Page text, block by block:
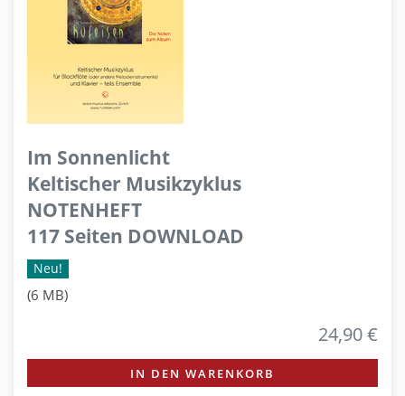
Im Sonnenlicht
Keltischer Musikzyklus
NOTENHEFT
117 Seiten DOWNLOAD
Neu!
(6 MB)
24,90 €
IN DEN WARENKORB